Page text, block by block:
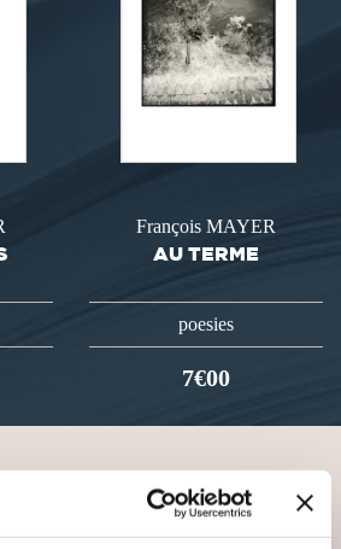
François MAYER
AU TERME
poesies
7€00
AUSSI